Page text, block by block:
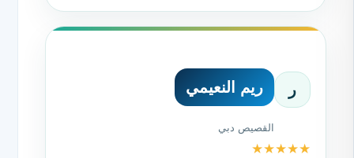
ر ريم النعيمي
القصيص دبي
★
★
★
★
★